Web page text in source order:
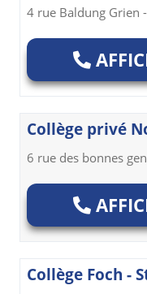
4 rue Baldung Grien
Collège privé
6 rue des bonnes
Collège Foch -